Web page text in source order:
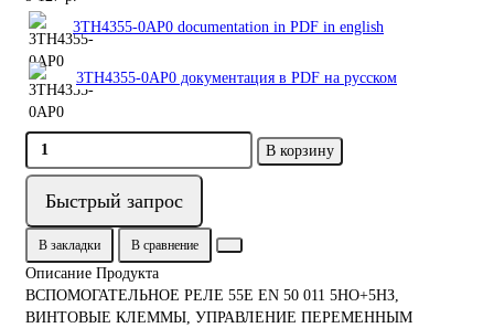
3TH4355-0AP0 documentation in PDF in english
3TH4355-0AP0 документация в PDF на русском
В корзину
Быстрый запрос
В закладки В сравнение
Описание Продукта
ВСПОМОГАТЕЛЬНОЕ РЕЛЕ 55E EN 50 011 5НО+5НЗ,
ВИНТОВЫЕ КЛЕММЫ, УПРАВЛЕНИЕ ПЕРЕМЕННЫМ